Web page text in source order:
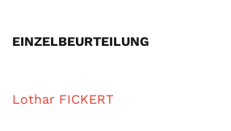
EINZELBEURTEILUNG
Lothar FICKERT